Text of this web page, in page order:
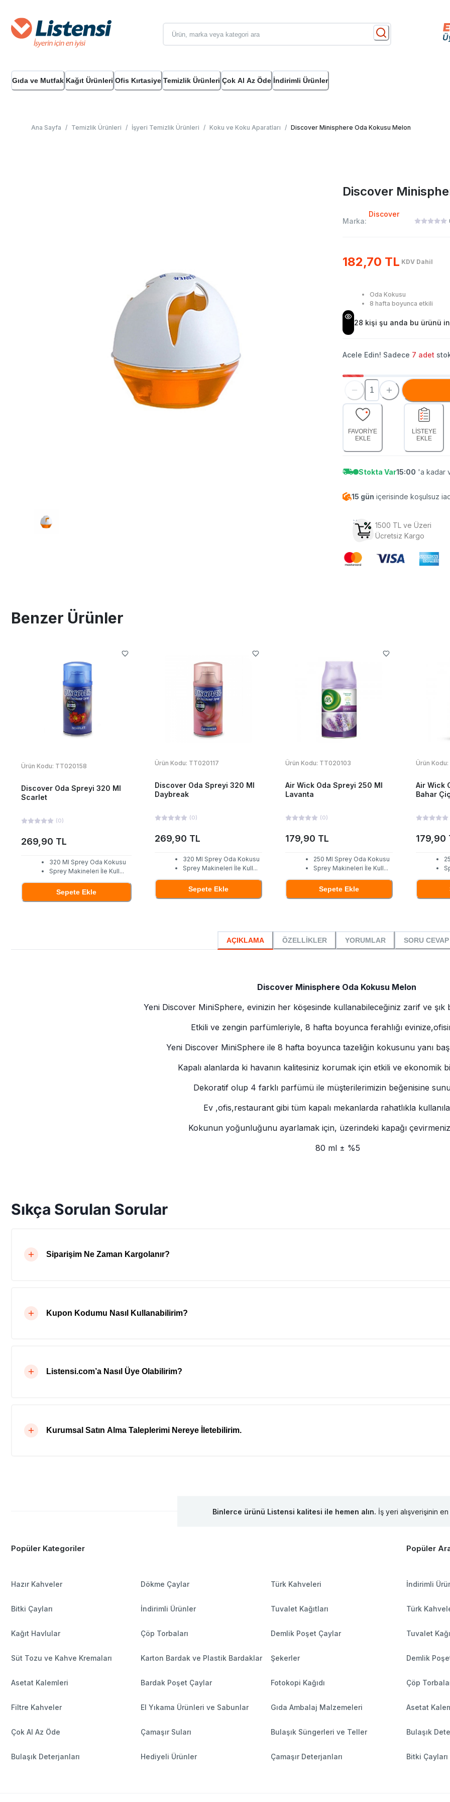
Gıda ve Mutfak Kağıt Ürünleri Ofis Kırtasiye Temizlik Ürünleri Çok Al Az Öde İndirimli Ürünler
Ana Sayfa / Temizlik Ürünleri / İşyeri Temizlik Ürünleri / Koku ve Koku Aparatları / Discover Minisphere Oda Kokusu Melon
Discover
Marka:
Discover
182,70 TL KDV Dahil
Oda Kokusu
8 hafta boyunca etkili
28 kişi şu anda bu ürünü
Acele Edin! Sadece 7 adet
FAVORİYE
EKLE
LİSTEYE
EKLE
Stokta Var15:00 'a kadar
15 gün içerisinde koşulsuz
1500 TL ve Üzeri
Ücretsiz Kargo
Benzer Ürünler
Ürün Kodu: TT020158
Discover Oda Spreyi 320 Ml
Scarlet
(0)
269,90 TL
320 Ml Sprey Oda Kokusu
Sprey Makineleri İle Kull...
Sepete Ekle
Ürün Kodu: TT020117
Discover Oda Spreyi 320 Ml
Daybreak
(0)
269,90 TL
320 Ml Sprey Oda Kokusu
Sprey Makineleri İle Kull...
Sepete Ekle
Ürün Kodu: TT020103
Air Wick Oda Spreyi 250 Ml
Lavanta
(0)
179,90 TL
250 Ml Sprey Oda Kokusu
Sprey Makineleri İle Kull...
Sepete Ekle
Ürün Kodu:
Air Wick
Bahar
179,90
AÇIKLAMA ÖZELLİKLER YORUMLAR SORU CEVAP
Discover Minisphere Oda Kokusu Melon
Yeni Discover MiniSphere, evinizin her köşesinde kullanabileceğiniz zarif ve şık
Etkili ve zengin parfümleriyle, 8 hafta boyunca ferahlığı
Yeni Discover MiniSphere ile 8 hafta boyunca tazeliğin kokusunu yanı
Kapalı alanlarda ki havanın kalitesiniz korumak için etkili ve ekonomik
Dekoratif olup 4 farklı parfümü ile müşterilerimizin beğenisine
Ev ,ofis,restaurant gibi tüm kapalı mekanlarda rahatlıkla
Kokunun yoğunluğunu ayarlamak için, üzerindeki kapağı
80 ml ± %5
Sıkça Sorulan Sorular
Siparişim Ne Zaman Kargolanır?
Kupon Kodumu Nasıl Kullanabilirim?
Listensi.com’a Nasıl Üye Olabilirim?
Kurumsal Satın Alma Taleplerimi Nereye İletebilirim.
Binlerce ürünü Listensi kalitesi ile hemen alın. İş yeri alışverişinin en
Popüler Kategoriler Popüler
Hazır Kahveler Dökme Çaylar Türk Kahveleri
Bitki Çayları İndirimli Ürünler Tuvalet Kağıtları
Kağıt Havlular Çöp Torbaları Demlik Poşet Çaylar
Süt Tozu ve Kahve Kremaları Karton Bardak ve Plastik Bardaklar Şekerler
Asetat Kalemleri Bardak Poşet Çaylar Fotokopi Kağıdı
Filtre Kahveler El Yıkama Ürünleri ve Sabunlar Gıda Ambalaj Malzemeleri
Çok Al Az Öde Çamaşır Suları Bulaşık Süngerleri ve Teller
Bulaşık Deterjanları Hediyeli Ürünler Çamaşır Deterjanları
İndirimli
Türk
Tuvalet
Demlik
Çöp
Asetat
Bulaşık
Bitki Çayları